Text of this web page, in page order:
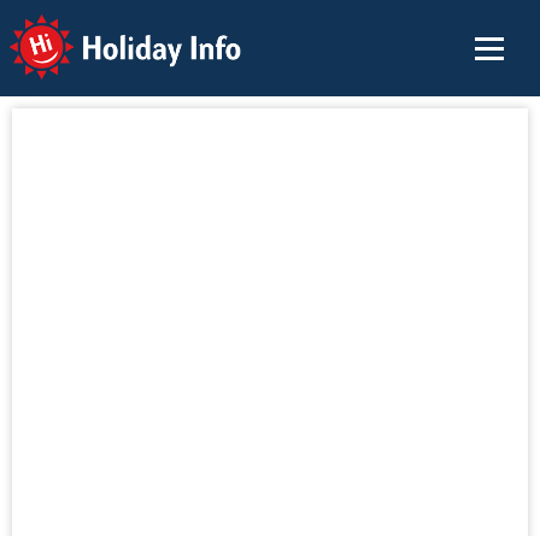
Holiday Info